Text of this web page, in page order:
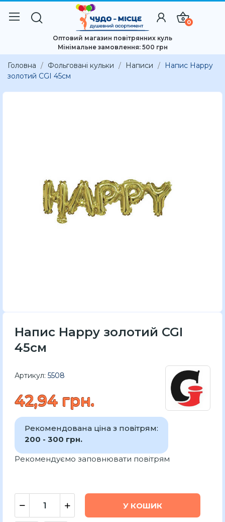
0
Оптовий магазин повітрянних куль
Мінімальне замовлення: 500 грн
Головна Фольговані кульки Написи
Напис Happy
золотий CGI 45см
Напис Happy золотий CGI
45см
Артикул: 5508
42,94 грн.
Рекомендована ціна з повітрям:
200 - 300 грн.
Рекомендуємо заповнювати повітрям
У КОШИК